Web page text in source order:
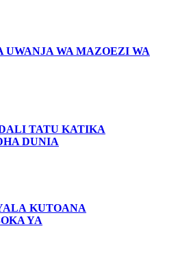
UWANJA WA MAZOEZI WA
TATU KATIKA
DUNIA
KUTOANA
YA